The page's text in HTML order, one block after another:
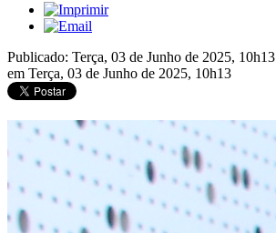
Publicado: Terça, 03 de Junho de 2025, 10h13
em Terça, 03 de Junho de 2025, 10h13